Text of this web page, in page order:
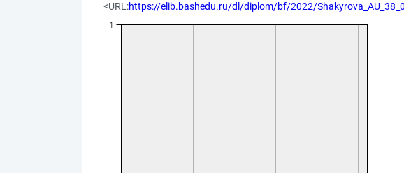
<URL:https://elib.bashedu.ru/dl/diplom/bf/2022/